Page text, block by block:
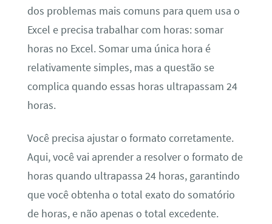
dos problemas mais comuns para quem usa o
Excel e precisa trabalhar com horas: somar
horas no Excel. Somar uma única hora é
relativamente simples, mas a questão se
complica quando essas horas ultrapassam 24
horas.
Você precisa ajustar o formato corretamente.
Aqui, você vai aprender a resolver o formato de
horas quando ultrapassa 24 horas, garantindo
que você obtenha o total exato do somatório
de horas, e não apenas o total excedente.